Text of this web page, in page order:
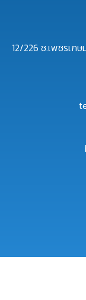
12/226 ซ.เพชรเก